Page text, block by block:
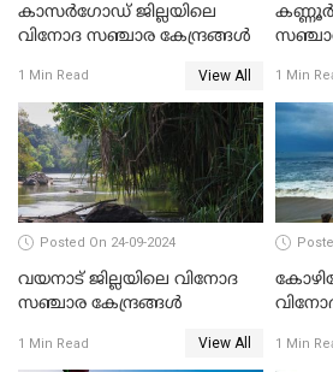
കാസർഗോഡ് ജില്ലയിലെ
വിനോദ സഞ്ചാര കേന്ദ്രങ്ങൾ
1 Min Read View All
കണ്ണൂർ
1 Min
Posted On 24-09-2024
വയനാട് ജില്ലയിലെ വിനോദ
സഞ്ചാര കേന്ദ്രങ്ങൾ
1 Min Read View All 1 Min